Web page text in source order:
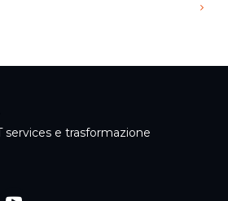
services e trasformazione